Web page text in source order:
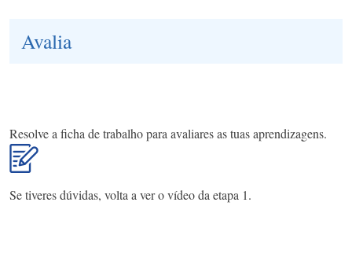
Avalia
Resolve a ficha de trabalho para avaliares as tuas aprendizagens.
Se tiveres dúvidas, volta a ver o vídeo da etapa 1.